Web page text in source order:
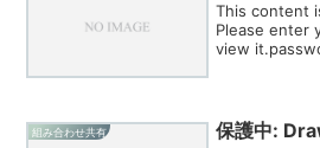
This content
Please enter
view
組み合わせ共有 保護中: